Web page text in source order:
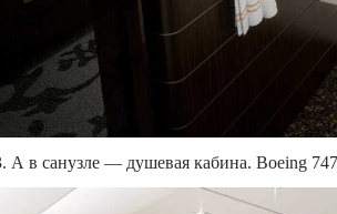
А в санузле — душевая кабина. Boeing